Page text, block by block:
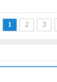
大家整理的事业
1 2 3